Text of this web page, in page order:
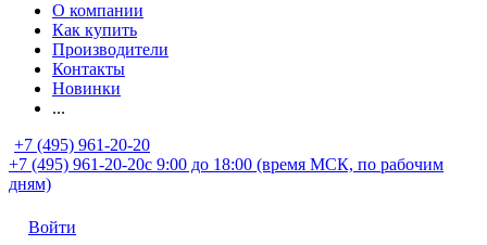
О компании
Как купить
Производители
Контакты
Новинки
...
+7 (495) 961-20-20
+7 (495) 961-20-20с 9:00 до 18:00 (время МСК, по рабочим
дням)
Войти